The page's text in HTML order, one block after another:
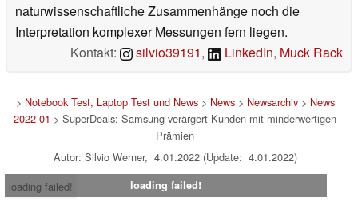
naturwissenschaftliche Zusammenhänge noch die
Interpretation komplexer Messungen fern liegen.
Kontakt:
silvio39191, LinkedIn, Muck Rack
> Notebook Test, Laptop Test und News> News> Newsarchiv> News
2022-01 > SuperDeals: Samsung verärgert Kunden mit minderwertigen
Prämien
Autor: Silvio Werner, 4.01.2022 (Update: 4.01.2022)
loading failed!
loading failed!